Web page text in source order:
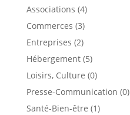
Associations (4)
Commerces (3)
Entreprises (2)
Hébergement (5)
Loisirs, Culture (0)
Presse-Communication (0)
Santé-Bien-être (1)